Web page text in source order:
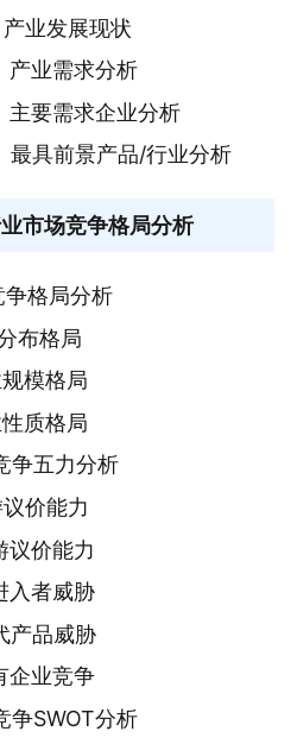
业发展现状
产业需求分析
主要需求企业分析
最具前景产品/行业分析
市场竞争格局分析
争格局分析
布格局
模格局
质格局
争五力分析
价能力
议价能力
入者威胁
产品威胁
企业竞争
争SWOT分析